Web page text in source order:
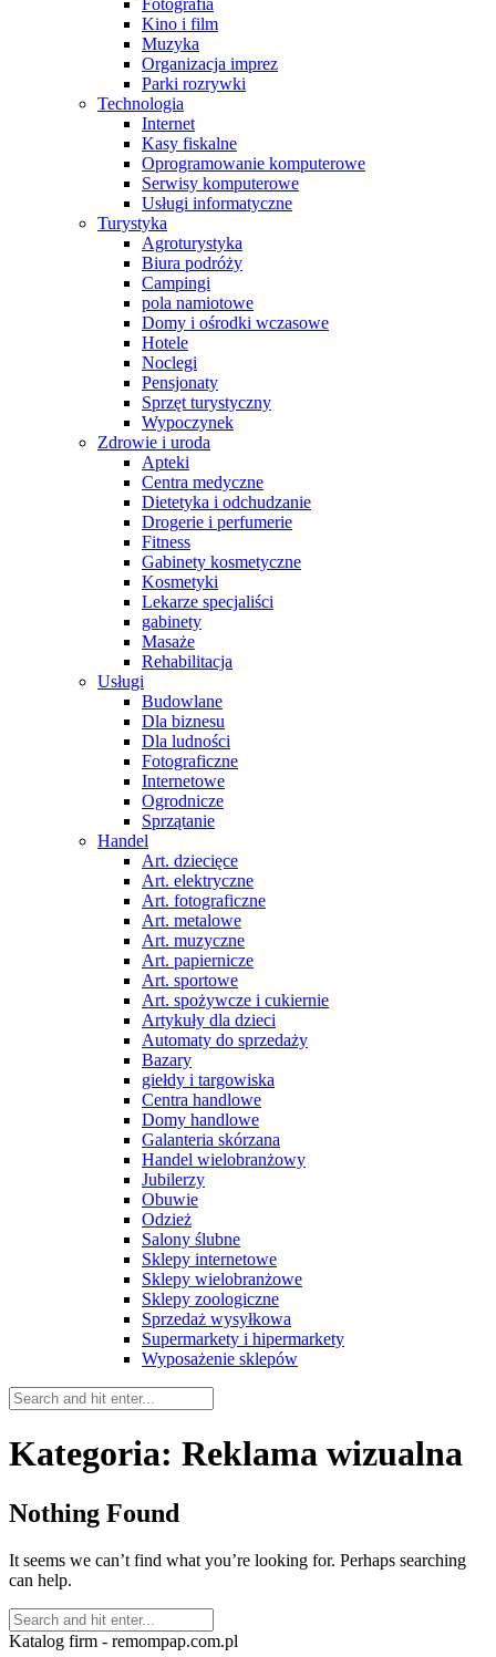
Fotografia
Kino i film
Muzyka
Organizacja imprez
Parki rozrywki
Technologia
Internet
Kasy fiskalne
Oprogramowanie komputerowe
Serwisy komputerowe
Usługi informatyczne
Turystyka
Agroturystyka
Biura podróży
Campingi
pola namiotowe
Domy i ośrodki wczasowe
Hotele
Noclegi
Pensjonaty
Sprzęt turystyczny
Wypoczynek
Zdrowie i uroda
Apteki
Centra medyczne
Dietetyka i odchudzanie
Drogerie i perfumerie
Fitness
Gabinety kosmetyczne
Kosmetyki
Lekarze specjaliści
gabinety
Masaże
Rehabilitacja
Usługi
Budowlane
Dla biznesu
Dla ludności
Fotograficzne
Internetowe
Ogrodnicze
Sprzątanie
Handel
Art. dziecięce
Art. elektryczne
Art. fotograficzne
Art. metalowe
Art. muzyczne
Art. papiernicze
Art. sportowe
Art. spożywcze i cukiernie
Artykuły dla dzieci
Automaty do sprzedaży
Bazary
giełdy i targowiska
Centra handlowe
Domy handlowe
Galanteria skórzana
Handel wielobranżowy
Jubilerzy
Obuwie
Odzież
Salony ślubne
Sklepy internetowe
Sklepy wielobranżowe
Sklepy zoologiczne
Sprzedaż wysyłkowa
Supermarkety i hipermarkety
Wyposażenie sklepów
Kategoria: Reklama wizualna
Nothing Found
It seems we can’t find what you’re looking for. Perhaps searching
can help.
Katalog firm - remompap.com.pl